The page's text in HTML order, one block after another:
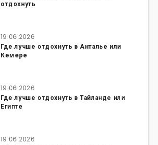
отдохнуть
19.06.2026
Где лучше отдохнуть в Анталье или
Кемере
19.06.2026
Где лучше отдохнуть в Тайланде или
Египте
19.06.2026